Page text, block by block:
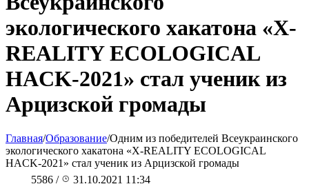
экологического хакатона «Х-
REALITY ECOLOGICAL
HACK-2021» стал ученик из
Арцизской громады
Главная/Образование/Одним из победителей Всеукраинского
экологического хакатона «Х-REALITY ECOLOGICAL
HACK-2021» стал ученик из Арцизской громады
5586 / 31.10.2021 11:34